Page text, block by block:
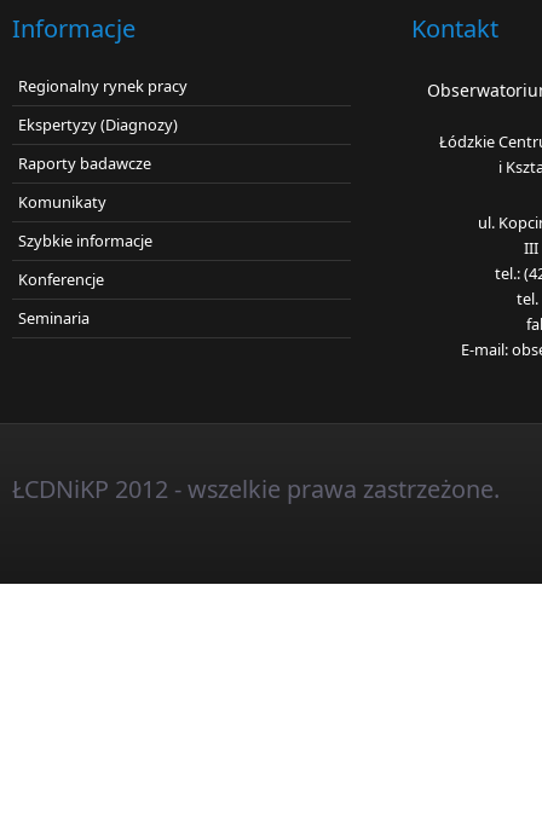
Informacje
Regionalny rynek pracy
Ekspertyzy (Diagnozy)
Raporty badawcze
Komunikaty
Szybkie informacje
Konferencje
Seminaria
Kontakt
Łódzkie
i
ul.
III
tel.:
tel.
E-mail:
ŁCDNiKP 2012 - wszelkie prawa zastrzeżone.